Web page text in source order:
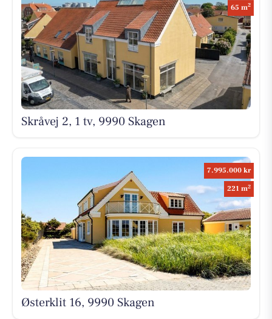
65 m2
Skråvej 2, 1 tv, 9990 Skagen
7.995.000 kr
221 m2
Østerklit 16, 9990 Skagen